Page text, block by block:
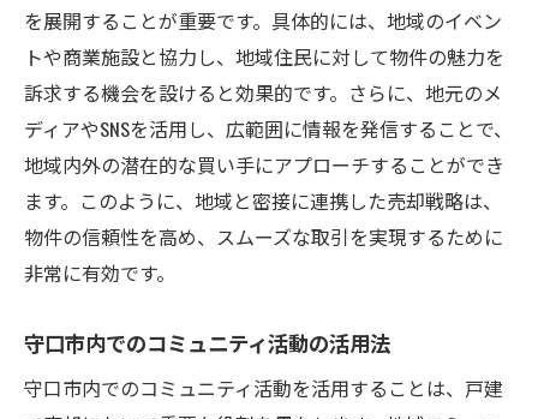
を展開することが重要です。具体的には、地域のイベン
トや商業施設と協力し、地域住民に対して物件の魅力を
訴求する機会を設けると効果的です。さらに、地元のメ
ディアやSNSを活用し、広範囲に情報を発信することで、
地域内外の潜在的な買い手にアプローチすることができ
ます。このように、地域と密接に連携した売却戦略は、
物件の信頼性を高め、スムーズな取引を実現するために
非常に有効です。
守口市内でのコミュニティ活動の活用法
守口市内でのコミュニティ活動を活用することは、戸建